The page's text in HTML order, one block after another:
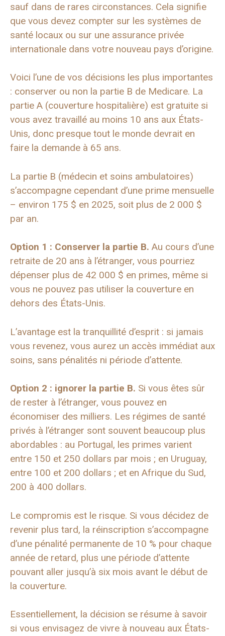
sauf dans de rares circonstances. Cela signifie
que vous devez compter sur les systèmes de
santé locaux ou sur une assurance privée
internationale dans votre nouveau pays d’origine.
Voici l’une de vos décisions les plus importantes
: conserver ou non la partie B de Medicare. La
partie A (couverture hospitalière) est gratuite si
vous avez travaillé au moins 10 ans aux États-
Unis, donc presque tout le monde devrait en
faire la demande à 65 ans.
La partie B (médecin et soins ambulatoires)
s’accompagne cependant d’une prime mensuelle
– environ 175 $ en 2025, soit plus de 2 000 $
par an.
Option 1 : Conserver la partie B. Au cours d’une
retraite de 20 ans à l’étranger, vous pourriez
dépenser plus de 42 000 $ en primes, même si
vous ne pouvez pas utiliser la couverture en
dehors des États-Unis.
L’avantage est la tranquillité d’esprit : si jamais
vous revenez, vous aurez un accès immédiat aux
soins, sans pénalités ni période d’attente.
Option 2 : ignorer la partie B. Si vous êtes sûr
de rester à l’étranger, vous pouvez en
économiser des milliers. Les régimes de santé
privés à l’étranger sont souvent beaucoup plus
abordables : au Portugal, les primes varient
entre 150 et 250 dollars par mois ; en Uruguay,
entre 100 et 200 dollars ; et en Afrique du Sud,
200 à 400 dollars.
Le compromis est le risque. Si vous décidez de
revenir plus tard, la réinscription s’accompagne
d’une pénalité permanente de 10 % pour chaque
année de retard, plus une période d’attente
pouvant aller jusqu’à six mois avant le début de
la couverture.
Essentiellement, la décision se résume à savoir
si vous envisagez de vivre à nouveau aux États-